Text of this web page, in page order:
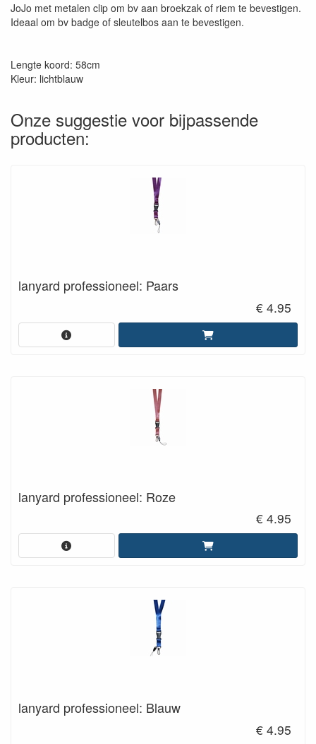
JoJo met metalen clip om bv aan broekzak of riem te bevestigen.
Ideaal om bv badge of sleutelbos aan te bevestigen.
Lengte koord: 58cm
Kleur: lichtblauw
Onze suggestie voor bijpassende
producten:
lanyard professioneel: Paars
€ 4.95
lanyard professioneel: Roze
€ 4.95
lanyard professioneel: Blauw
€ 4.95